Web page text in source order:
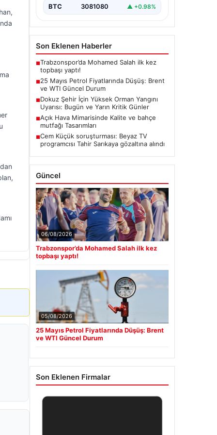
BTC 3081080 ▲ +0.98%
Son Eklenen Haberler
■Trabzonspor’da Mohamed Salah ilk kez
topbaşı yaptı!
■25 Mayıs Petrol Fiyatlarında Düşüş: Brent
ve WTI Güncel Durum
■Dokuz Şehir İçin Yüksek Orman Yangını
Uyarısı: Bugün ve Yarın Kritik Günler
■Açık Hava Mimarisinde Kalite ve bahçe
mutfağı Tasarımları
■Cem Küçük soruşturması: Beyaz TV
programcısı Tahir Sarıkaya gözaltına alındı
Güncel
06/08/2026
Trabzonspor’da Mohamed Salah ilk kez
topbaşı yaptı!
05/08/2026
25 Mayıs Petrol Fiyatlarında Düşüş: Brent
ve WTI Güncel Durum
Son Eklenen Firmalar